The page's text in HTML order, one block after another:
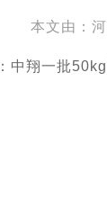
本文由：
中翔一批